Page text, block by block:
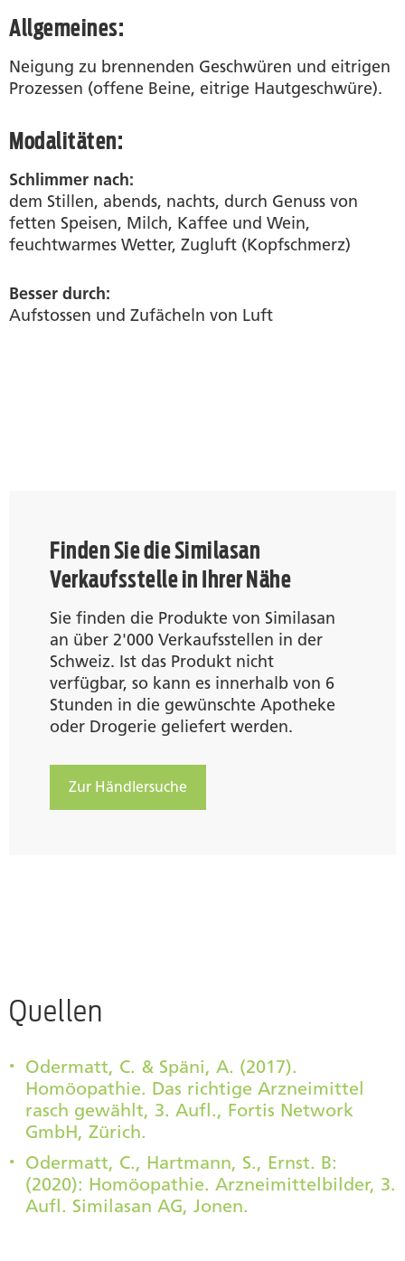
Allgemeines:
Neigung zu brennenden Geschwüren und eitrigen
Prozessen (offene Beine, eitrige Hautgeschwüre).
Modalitäten:
Schlimmer nach:
dem Stillen, abends, nachts, durch Genuss von
fetten Speisen, Milch, Kaffee und Wein,
feuchtwarmes Wetter, Zugluft (Kopfschmerz)
Besser durch:
Aufstossen und Zufächeln von Luft
Finden Sie die Similasan
Verkaufsstelle in Ihrer Nähe
Sie finden die Produkte von Similasan
an über 2'000 Verkaufsstellen in der
Schweiz. Ist das Produkt nicht
verfügbar, so kann es innerhalb von 6
Stunden in die gewünschte Apotheke
oder Drogerie geliefert werden.
Zur Händlersuche
Quellen
Odermatt, C. & Späni, A. (2017).
Homöopathie. Das richtige Arzneimittel
rasch gewählt, 3. Aufl., Fortis Network
GmbH, Zürich.
Odermatt, C., Hartmann, S., Ernst. B:
(2020): Homöopathie. Arzneimittelbilder, 3.
Aufl. Similasan AG, Jonen.